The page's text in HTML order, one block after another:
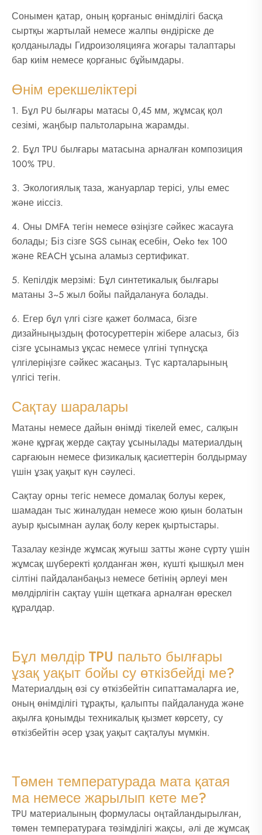
Сонымен қатар, оның қорғаныс өнімділігі басқа
сыртқы жартылай немесе жалпы өндіріске де
қолданылады Гидроизоляцияға жоғары талаптары
бар киім немесе қорғаныс бұйымдары.
Өнім ерекшеліктері
1. Бұл PU былғары матасы 0,45 мм, жұмсақ қол
сезімі, жаңбыр пальтоларына жарамды.
2. Бұл TPU былғары матасына арналған композиция
100% TPU.
3. Экологиялық таза, жануарлар терісі, улы емес
және иіссіз.
4. Оны DMFA тегін немесе өзіңізге сәйкес жасауға
болады; Біз сізге SGS сынақ есебін, Oeko tex 100
және REACH ұсына аламыз сертификат.
5. Кепілдік мерзімі: Бұл синтетикалық былғары
матаны 3~5 жыл бойы пайдалануға болады.
6. Егер бұл үлгі сізге қажет болмаса, бізге
дизайныңыздың фотосуреттерін жібере аласыз, біз
сізге ұсынамыз ұқсас немесе үлгіні түпнұсқа
үлгілеріңізге сәйкес жасаңыз. Түс карталарының
үлгісі тегін.
Сақтау шаралары
Матаны немесе дайын өнімді тікелей емес, салқын
және құрғақ жерде сақтау ұсынылады материалдың
сарғаюын немесе физикалық қасиеттерін болдырмау
үшін ұзақ уақыт күн сәулесі.
Сақтау орны тегіс немесе домалақ болуы керек,
шамадан тыс жиналудан немесе жою қиын болатын
ауыр қысымнан аулақ болу керек қыртыстары.
Тазалау кезінде жұмсақ жуғыш затты және сүрту үшін
жұмсақ шүберекті қолданған жөн, күшті қышқыл мен
сілтіні пайдаланбаңыз немесе бетінің әрлеуі мен
мөлдірлігін сақтау үшін щеткаға арналған өрескел
құралдар.
Бұл мөлдір TPU пальто былғары
ұзақ уақыт бойы су өткізбейді ме?
Материалдың өзі су өткізбейтін сипаттамаларға ие,
оның өнімділігі тұрақты, қалыпты пайдалануда және
ақылға қонымды техникалық қызмет көрсету, су
өткізбейтін әсер ұзақ уақыт сақталуы мүмкін.
Төмен температурада мата қатая
ма немесе жарылып кете ме?
TPU материалының формуласы оңтайландырылған,
төмен температураға төзімділігі жақсы, әлі де жұмсақ